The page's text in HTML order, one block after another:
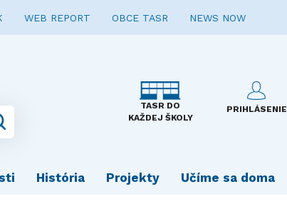
WEB REPORT OBCE TASR NEWS NOW
TASR DO
KAŽDEJ ŠKOLY
PRIHLÁSENIE
História Projekty Učíme sa doma